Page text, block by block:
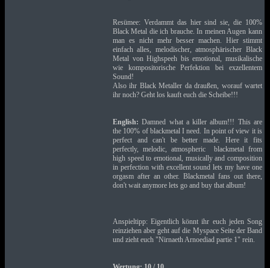
Resümee: Verdammt das hier sind sie, die 100%
Black Metal die ich brauche. In meinen Augen kann
man es nicht mehr besser machen. Hier stimmt
einfach alles, melodischer, atmosphärischer Black
Metal von Highspeeh bis emotional, musikalische
wie kompositorische Perfektion bei exzellentem
Sound!
Also ihr Black Metaller da draußen, worauf wartet
ihr noch? Geht los kauft euch die Scheibe!!!
English: Damned what a killer album!!! This are
the 100% of blackmetal I need. In point of view it is
perfect and can't be better made. Here it fits
perfectly, melodic, atmospheric blackmetal from
high speed to emotional, musically and composition
in perfection with excellent sound lets my have one
orgasm after an other. Blackmetal fans out there,
don't wait anymore lets go and buy that album!
Anspieltipp: Eigentlich könnt ihr euch jeden Song
reinziehen aber geht auf die Myspace Seite der Band
und zieht euch "Nirnaeth Arnoediad partie 1" rein.